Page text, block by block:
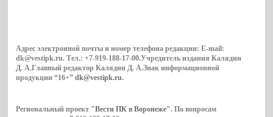
Адрес электронной почты и номер телефона редакции: E-mail:
dk@vestipk.ru. Тел.: +7-919-188-17-00.Учредитель издания Калядин
Д. А.Главный редактор Калядин Д. А.Знак информационной
продукции “16+”dk@vestipk.ru.
Региональный проект "Вести ПК в Воронеже". По вопросам